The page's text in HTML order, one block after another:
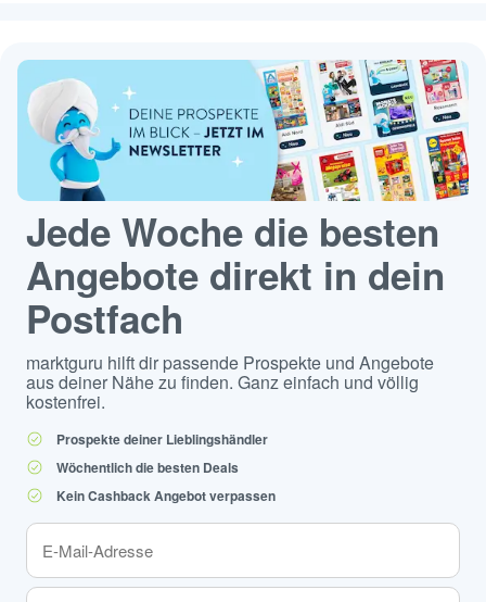
Jede Woche die besten
Angebote direkt in dein
Postfach
marktguru hilft dir passende Prospekte und Angebote
aus deiner Nähe zu finden. Ganz einfach und völlig
kostenfrei.
Prospekte deiner Lieblingshändler
Wöchentlich die besten Deals
Kein Cashback Angebot verpassen